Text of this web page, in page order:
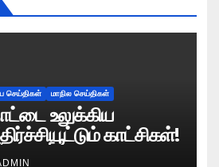
செய்திகள் மாநில செய்திகள்
உலுக்கிய
காட்சிகள்!